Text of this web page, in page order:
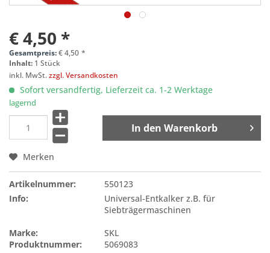
€ 4,50 *
Gesamtpreis:€4,50 *
Inhalt: 1 Stück
inkl. MwSt.zzgl. Versandkosten
Sofort versandfertig, Lieferzeit ca. 1-2 Werktage
lagernd
In den Warenkorb
Merken
Artikelnummer:
550123
Info:
Universal-Entkalker z.B. für
Siebträgermaschinen
Marke:
SKL
Produktnummer:
5069083